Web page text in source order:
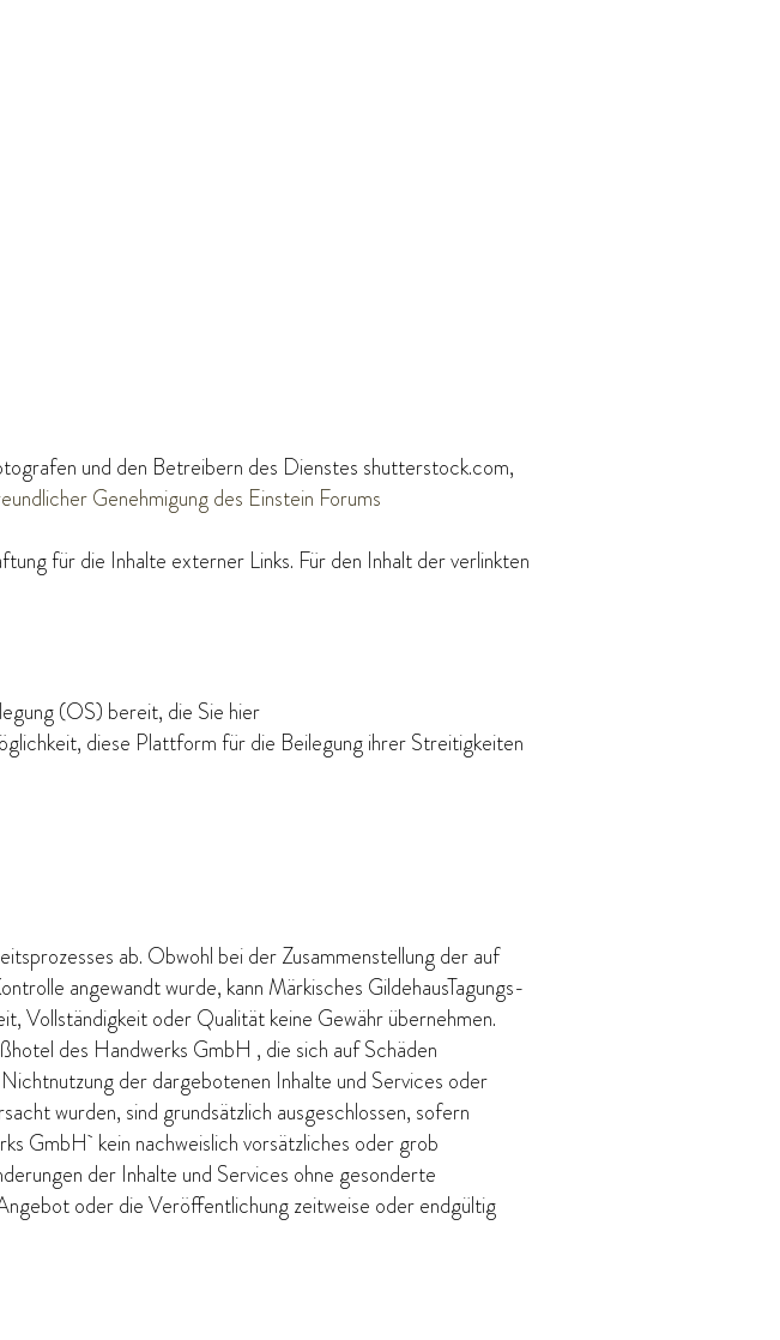
und den Betreibern des Dienstes shutterstock.com,
Genehmigung des Einstein Forums
für die Inhalte externer Links. Für den Inhalt der verlinkten
(OS) bereit, die Sie hier
diese Plattform für die Beilegung ihrer Streitigkeiten
ab. Obwohl bei der Zusammenstellung der auf
angewandt wurde, kann Märkisches GildehausTagungs-
oder Qualität keine Gewähr übernehmen.
des Handwerks GmbH , die sich auf Schäden
der dargebotenen Inhalte und Services oder
wurden, sind grundsätzlich ausgeschlossen, sofern
GmbH kein nachweislich vorsätzliches oder grob
der Inhalte und Services ohne gesonderte
oder die Veröffentlichung zeitweise oder endgültig